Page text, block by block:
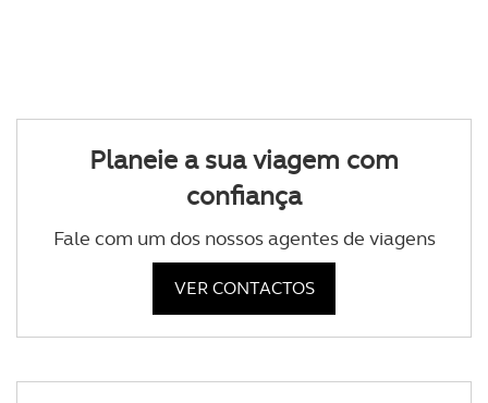
Planeie a sua viagem com
confiança
Fale com um dos nossos agentes de viagens
VER CONTACTOS